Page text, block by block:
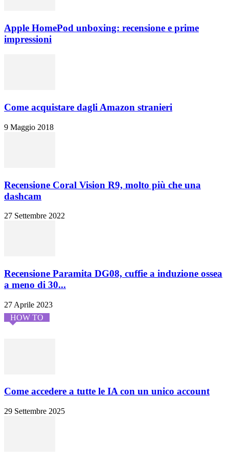
Apple HomePod unboxing: recensione e prime
impressioni
Come acquistare dagli Amazon stranieri
9 Maggio 2018
Recensione Coral Vision R9, molto più che una
dashcam
27 Settembre 2022
Recensione Paramita DG08, cuffie a induzione ossea
a meno di 30...
27 Aprile 2023
HOW TO
Come accedere a tutte le IA con un unico account
29 Settembre 2025